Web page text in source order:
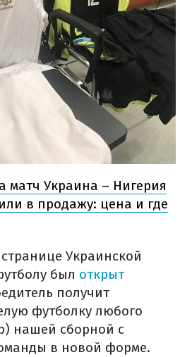
матч Украина – Нигерия
в продажу: цена и где
Украинской
был открыт
получит
футболку любого
нашей сборной с
в новой форме.